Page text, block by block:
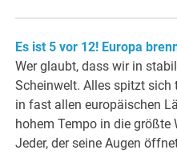
Es ist 5 vor 12! Europa
Wer glaubt, dass wir in
Scheinwelt. Alles spitzt sich
in fast allen europäischen
hohem Tempo in die
Jeder, der seine Augen